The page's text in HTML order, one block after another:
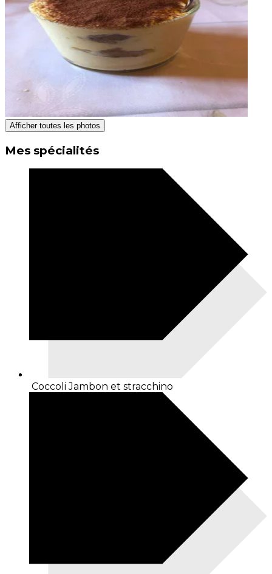
Afficher toutes les photos
Mes spécialités
Coccoli Jambon et stracchino